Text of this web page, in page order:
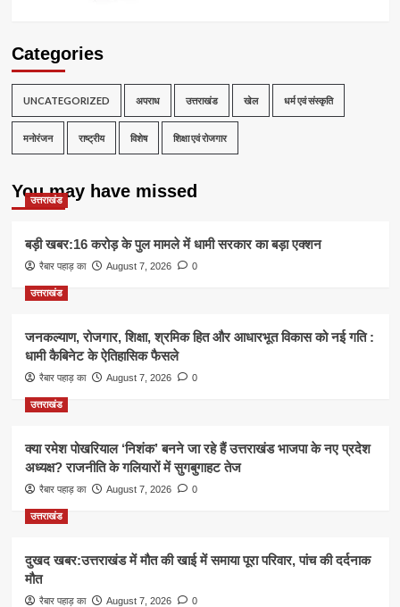
Categories
UNCATEGORIZED अपराध उत्तराखंड खेल धर्म एवं संस्कृति
मनोरंजन राष्ट्रीय विशेष शिक्षा एवं रोजगार
You may have missed
उत्तराखंड
बड़ी खबर:16 करोड़ के पुल मामले में धामी सरकार का बड़ा एक्शन
रैबार पहाड़ का August 7, 2026 0
उत्तराखंड
जनकल्याण, रोजगार, शिक्षा, श्रमिक हित और आधारभूत विकास को नई गति :
धामी कैबिनेट के ऐतिहासिक फैसले
रैबार पहाड़ का August 7, 2026 0
उत्तराखंड
क्या रमेश पोखरियाल ‘निशंक’ बनने जा रहे हैं उत्तराखंड भाजपा के नए प्रदेश
अध्यक्ष? राजनीति के गलियारों में सुगबुगाहट तेज
रैबार पहाड़ का August 7, 2026 0
उत्तराखंड
दुखद खबर:उत्तराखंड में मौत की खाई में समाया पूरा परिवार, पांच की दर्दनाक
मौत
रैबार पहाड़ का August 7, 2026 0